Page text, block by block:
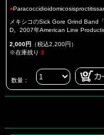
●
メキシコのSick Gore Grind Band
D。2007年American Line
2,000円 （税込2,200円）
※在庫残り 3
数量：